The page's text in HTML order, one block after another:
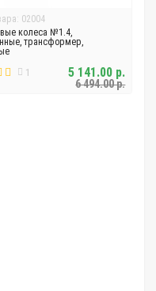
02004
колеса №1.4,
трансформер,
1
6 494.00 р.
5 141.00 р.